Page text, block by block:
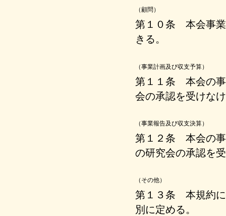
（顧問）
第１０条 本会事業
きる。
（事業計画及び収支予算）
第１１条 本会の事
会の承認を受けな
（事業報告及び収支決算）
第１２条 本会の事
の研究会の承認を
（その他）
第１３条 本規約に
別に定める。